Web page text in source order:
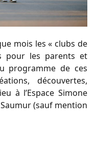
mois les « clubs de
pour les parents et
programme de ces
découvertes,
à l’Espace Simone
(sauf mention